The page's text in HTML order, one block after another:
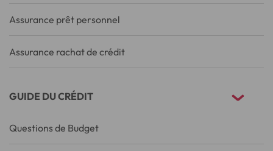
Assurance prêt personnel
Assurance rachat de crédit
GUIDE DU CRÉDIT
Questions de Budget